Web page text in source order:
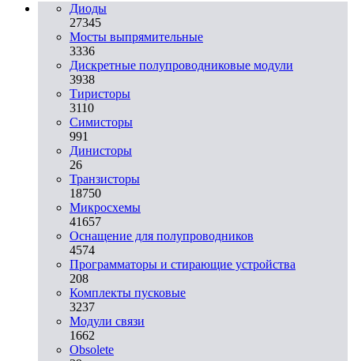
Диоды
27345
Мосты выпрямительные
3336
Дискретные полупроводниковые модули
3938
Тиристоры
3110
Симисторы
991
Динисторы
26
Транзисторы
18750
Микросхемы
41657
Оснащение для полупроводников
4574
Программаторы и стирающие устройства
208
Комплекты пусковые
3237
Модули связи
1662
Obsolete